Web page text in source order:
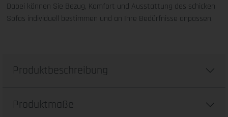
Dabei können Sie Bezug, Komfort und Ausstattung des schicken
Sofas individuell bestimmen und an Ihre Bedürfnisse anpassen.
Produktbeschreibung
Produktmaße